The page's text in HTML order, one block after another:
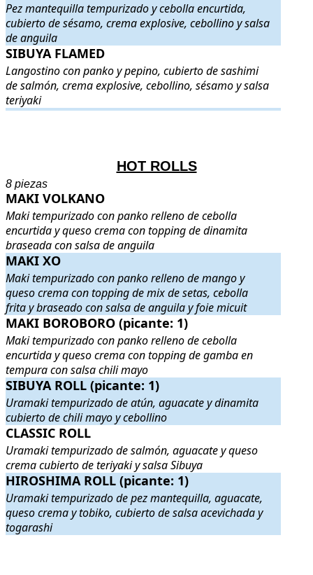
Pez mantequilla tempurizado y cebolla encurtida,
cubierto de sésamo, crema explosive, cebollino y salsa
de anguila
SIBUYA FLAMED . Langostino con panko y pepino, cubierto de
SIBUYA FLAMED
Langostino con panko y pepino, cubierto de sashimi
de salmón, crema explosive, cebollino, sésamo y salsa
teriyaki
..
HOT ROLLS
8 piezas
MAKI VOLKANO . Maki tempurizado con panko relleno de
MAKI VOLKANO
Maki tempurizado con panko relleno de cebolla
encurtida y queso crema con topping de dinamita
braseada con salsa de anguila
MAKI XO . Maki tempurizado con panko relleno de mango y
MAKI XO
Maki tempurizado con panko relleno de mango y
queso crema con topping de mix de setas, cebolla
frita y braseado con salsa de anguila y foie micuit
MAKI BOROBORO (picante: 1) . Maki tempurizado con panko
MAKI BOROBORO (picante: 1)
Maki tempurizado con panko relleno de cebolla
encurtida y queso crema con topping de gamba en
tempura con salsa chili mayo
SIBUYA ROLL (picante: 1) . Uramaki tempurizado de atún,
SIBUYA ROLL (picante: 1)
Uramaki tempurizado de atún, aguacate y dinamita
cubierto de chili mayo y cebollino
CLASSIC ROLL . Uramaki tempurizado de salmón, aguacate y
CLASSIC ROLL
Uramaki tempurizado de salmón, aguacate y queso
crema cubierto de teriyaki y salsa Sibuya
HIROSHIMA ROLL (picante: 1) . Uramaki tempurizado de pez
HIROSHIMA ROLL (picante: 1)
Uramaki tempurizado de pez mantequilla, aguacate,
queso crema y tobiko, cubierto de salsa acevichada y
togarashi